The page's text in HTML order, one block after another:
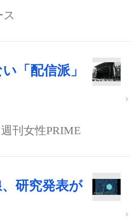
「配信派」
週刊女性PRIME
研究発表が